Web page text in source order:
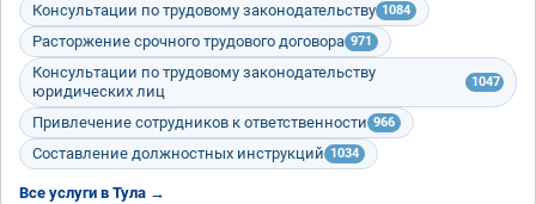
Консультации по трудовому законодательству 1084
Расторжение срочного трудового договора 971
Консультации по трудовому законодательству
юридических лиц
1047
Привлечение сотрудников к ответственности 966
Составление должностных инструкций 1034
Все услуги в Тула →